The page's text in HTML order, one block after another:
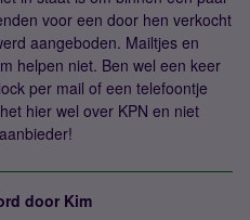
voor een door hen verkocht
aangeboden. Mailtjes en
helpen niet. Ben wel een keer
per mail of een telefoontje
hier wel over KPN en niet
door Kim